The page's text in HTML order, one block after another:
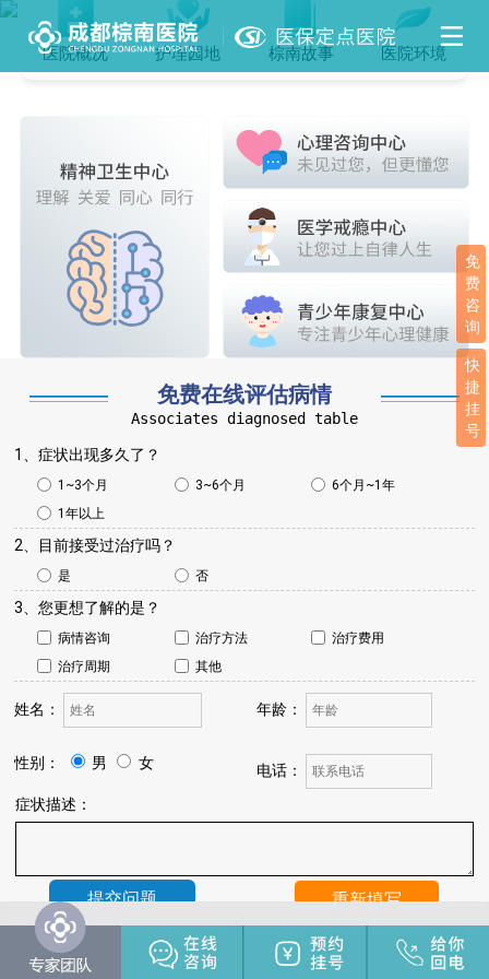
医院概况 护理园地 棕南故事 医院环境
免费在线评估病情
Associates diagnosed table
1、症状出现多久了？
1~3个月 3~6个月
6个月~1年
1年以上
2、目前接受过治疗吗？
是 否
3、您更想了解的是？
病情咨询 治疗方法
治疗费用
治疗周期
其他
姓名： 年龄：
性别： 男 女
电话：
症状描述：
温馨提示：
我院将于24小时内与您联系，请保持手机畅通，注
意来电。
免
费
咨
询
快
捷
挂
号